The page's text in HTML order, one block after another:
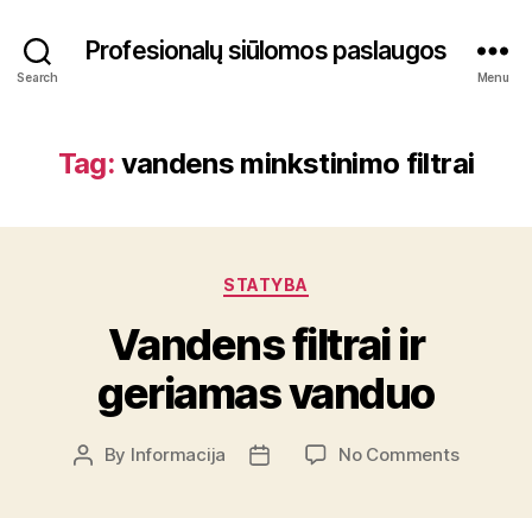
Search
Profesionalų siūlomos paslaugos
Menu
Tag: vandens minkstinimo filtrai
Categories
STATYBA
Vandens filtrai ir
geriamas vanduo
Post
By Informacija
Post
No Commentson